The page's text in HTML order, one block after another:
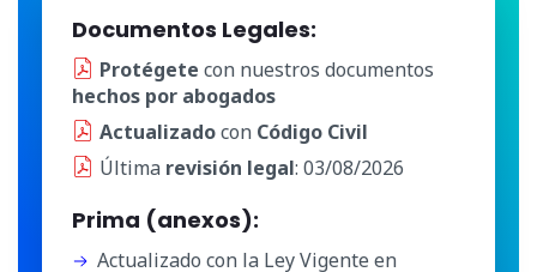
Documentos Legales:
Protégete con nuestros documentos
hechos por abogados
Actualizadocon Código Civil
Última revisión legal: 03/08/2026
Prima (anexos):
Actualizado con la Ley Vigente en